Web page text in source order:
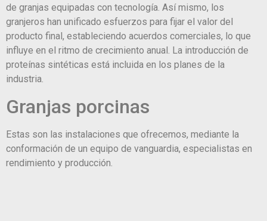
de granjas equipadas con tecnología. Así mismo, los
granjeros han unificado esfuerzos para fijar el valor del
producto final, estableciendo acuerdos comerciales, lo que
influye en el ritmo de crecimiento anual. La introducción de
proteínas sintéticas está incluida en los planes de la
industria.
Granjas porcinas
Estas son las instalaciones que ofrecemos, mediante la
conformación de un equipo de vanguardia, especialistas en
rendimiento y producción.